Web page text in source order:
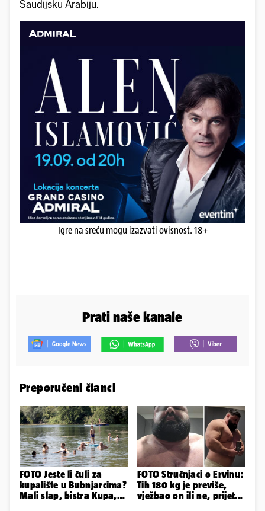
Saudijsku Arabiju.
Igre na sreću mogu izazvati ovisnost. 18+
Prati naše kanale
Preporučeni članci
FOTO Jeste li čuli za
kupalište u Bubnjarcima?
Mali slap, bistra Kupa,
FOTO Stručnjaci o Ervinu:
Tih 180 kg je previše,
vježbao on ili ne, prijete